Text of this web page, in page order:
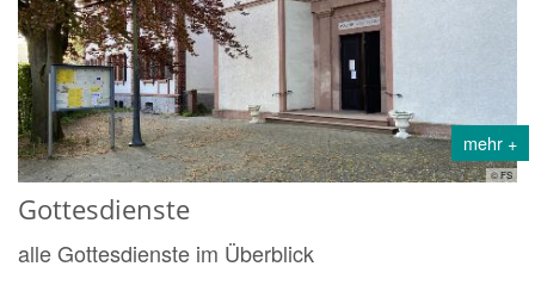
mehr +
© FS
Gottesdienste
alle Gottesdienste im Überblick